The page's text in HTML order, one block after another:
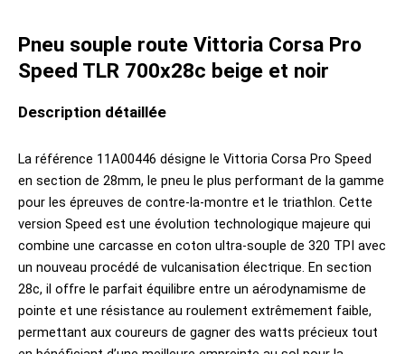
Pneu souple route Vittoria Corsa Pro
Speed TLR 700x28c beige et noir
Description détaillée
La référence 11A00446 désigne le Vittoria Corsa Pro Speed
en section de 28mm, le pneu le plus performant de la gamme
pour les épreuves de contre-la-montre et le triathlon. Cette
version Speed est une évolution technologique majeure qui
combine une carcasse en coton ultra-souple de 320 TPI avec
un nouveau procédé de vulcanisation électrique. En section
28c, il offre le parfait équilibre entre un aérodynamisme de
pointe et une résistance au roulement extrêmement faible,
permettant aux coureurs de gagner des watts précieux tout